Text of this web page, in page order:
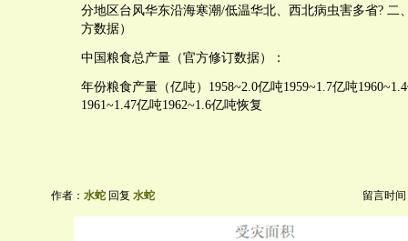
分地区台风华东沿海寒潮/低温华北、西北病虫害多省? 二
方数据）
中国粮食总产量（官方修订数据）：
年份粮食产量（亿吨）1958~2.0亿吨1959~1.7亿吨
1961~1.47亿吨1962~1.6亿吨恢复
作者： 水蛇 回复 水蛇 留言时间